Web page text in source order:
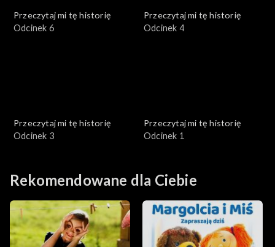
Przeczytaj mi tę historię
Odcinek 6
Przeczytaj mi tę historię
Odcinek 4
Przeczytaj mi tę historię
Odcinek 3
Przeczytaj mi tę historię
Odcinek 1
Rekomendowane dla Ciebie